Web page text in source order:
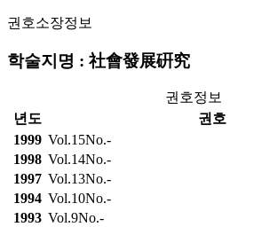
권호소장정보
학술지명 : 社會發展硏究
권호정보
년도
권호
1999 Vol.15No.-
1998 Vol.14No.-
1997 Vol.13No.-
1994 Vol.10No.-
1993 Vol.9No.-